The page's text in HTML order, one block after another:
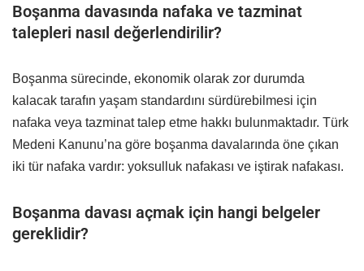
Boşanma davasında nafaka ve tazminat
talepleri nasıl değerlendirilir?
Boşanma sürecinde, ekonomik olarak zor durumda
kalacak tarafın yaşam standardını sürdürebilmesi için
nafaka veya tazminat talep etme hakkı bulunmaktadır. Türk
Medeni Kanunu’na göre boşanma davalarında öne çıkan
iki tür nafaka vardır: yoksulluk nafakası ve iştirak nafakası.
Boşanma davası açmak için hangi belgeler
gereklidir?